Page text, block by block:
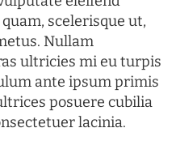
scelerisque ut,
Nullam
ultricies mi eu turpis
ante ipsum primis
posuere cubilia
lacinia.